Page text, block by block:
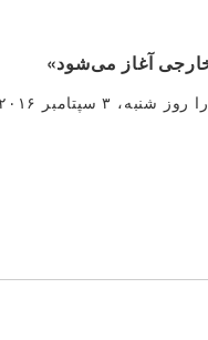
آغاز می‌شود»